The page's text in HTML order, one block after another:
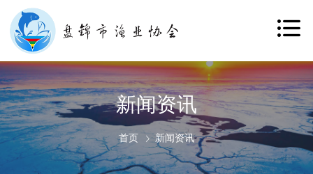
新闻资讯
首页 新闻资讯